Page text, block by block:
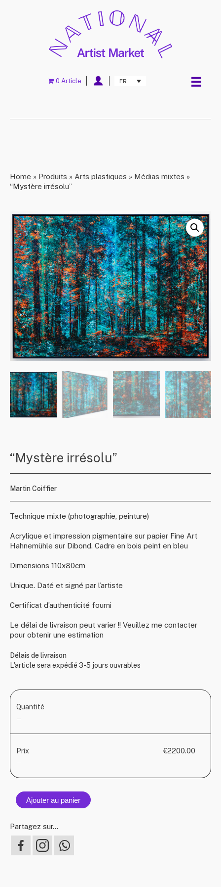
FR
0 Article
Home » Produits » Arts plastiques » Médias mixtes »
“Mystère irrésolu”
“Mystère irrésolu”
Martin Coiffier
Technique mixte (photographie, peinture)
Acrylique et impression pigmentaire sur papier Fine Art
Hahnemühle sur Dibond. Cadre en bois peint en bleu
Dimensions 110x80cm
Unique. Daté et signé par l’artiste
Certificat d’authenticité fourni
Le délai de livraison peut varier !! Veuillez me contacter
pour obtenir une estimation
Délais de livraison
L'article sera expédié 3-5 jours ouvrables
Quantité
—
Prix
—
€2200.00
Ajouter au panier
Partagez sur...